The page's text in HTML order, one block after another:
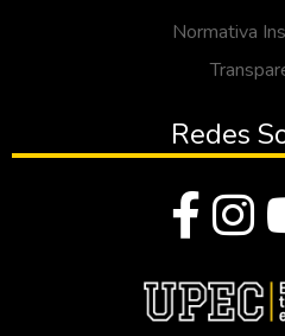
Normativa
Redes